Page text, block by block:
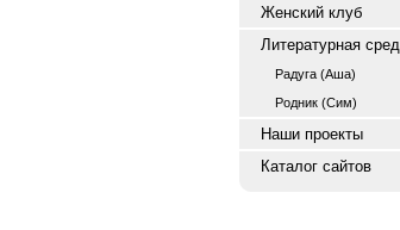
Женский клуб
Литературная
Радуга (Аша)
Родник (Сим)
Наши проекты
Каталог сайтов